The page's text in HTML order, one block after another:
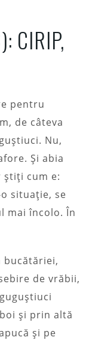
CIRIP,
pentru
de câteva
Nu,
Și abia
știți cum e:
situație, se
mai încolo. În
bucătăriei,
de vrăbii,
și prin altă
și pe